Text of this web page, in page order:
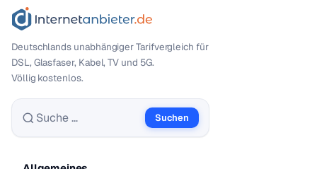
Deutschlands unabhängiger Tarif­vergleich für
DSL, Glasfaser, Kabel, TV und 5G.
Völlig kostenlos.
Suche nach:
Suchen